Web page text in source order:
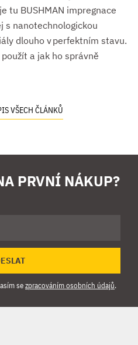
tu BUSHMAN impregnace
s nanotechnologickou
dlouho v perfektním stavu.
a jak ho správně
VŠECH ČLÁNKŮ
PRVNÍ NÁKUP?
sezpracováním osobních údajů.